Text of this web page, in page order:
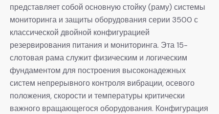
представляет собой основную стойку (раму) системы
мониторинга и защиты оборудования серии 3500 с
классической двойной конфигурацией
резервирования питания и мониторинга. Эта 15-
слотовая рама служит физическим и логическим
фундаментом для построения высоконадежных
систем непрерывного контроля вибрации, осевого
положения, скорости и температуры критически
важного вращающегося оборудования. Конфигурация